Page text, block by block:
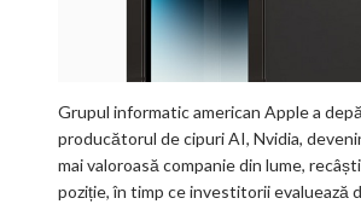
Grupul informatic american Apple a
producătorul de cipuri AI, Nvidia,
mai valoroasă companie din lume,
poziție, în timp ce investitorii evaluează